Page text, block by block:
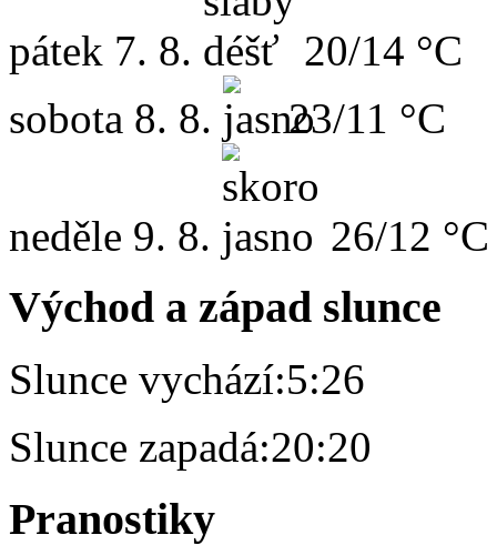
pátek 7. 8.
20/14 °C
sobota 8. 8. 23/11 °C
neděle 9. 8. 26/12 °C
Východ a západ slunce
Slunce vychází:5:26
Slunce zapadá:20:20
Pranostiky